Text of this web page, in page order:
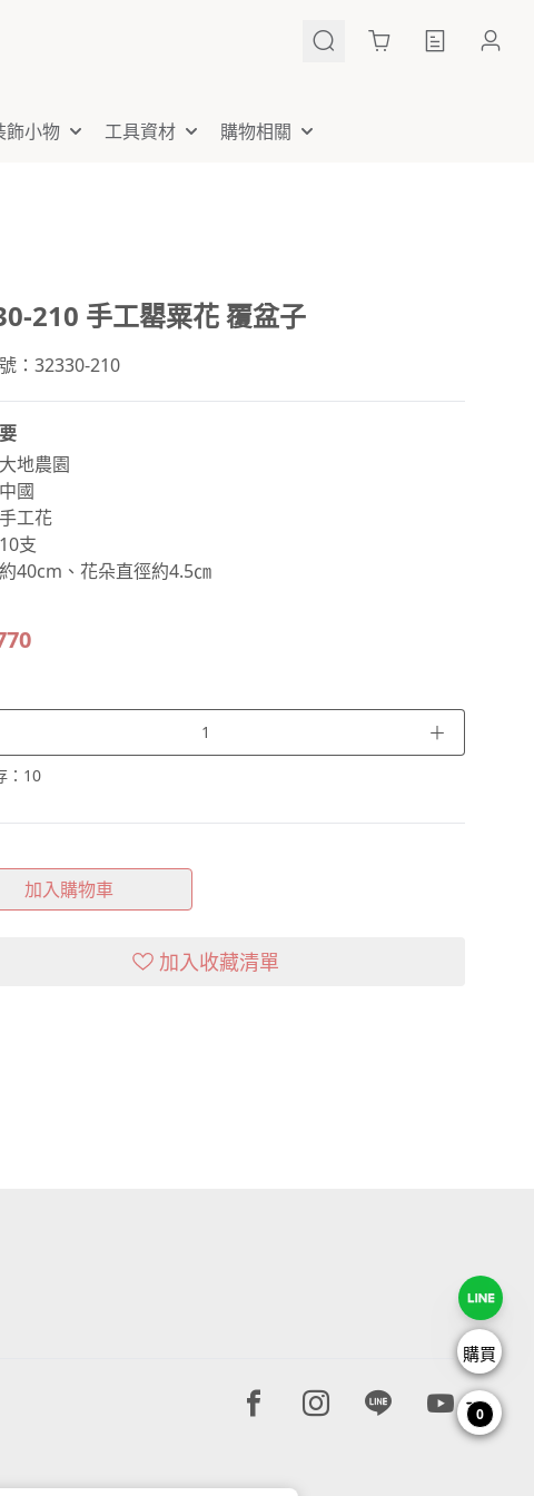
Cart
飾小物 工具資材 購物相關
210 手工罌粟花 覆盆子
：32330-210
地農園
國
工花
支
40cm、花朵直徑約4.5㎝
＋
10
加入購物車
加入收藏清單
Facebook page
Instagram page
Line pageYoutube
購買
0